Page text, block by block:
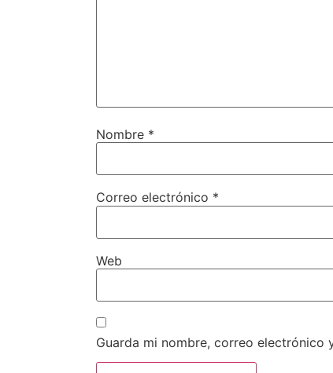
Nombre *
Correo electrónico *
Web
Guarda mi nombre, correo electrónico